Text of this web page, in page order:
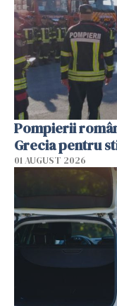
Pompierii
Grecia pentru
01 AUGUST 2026